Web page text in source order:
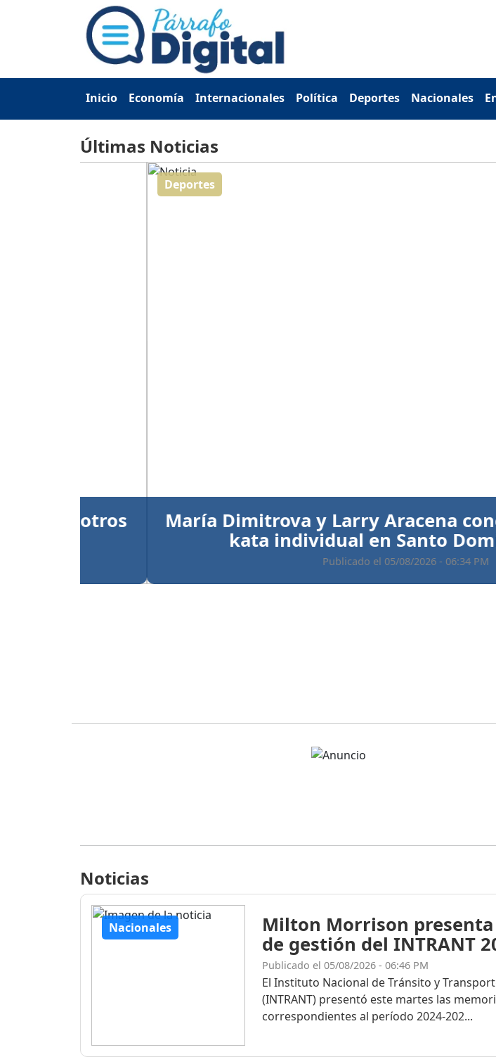
Inicio Economía Internacionales Política Deportes Nacionales
Últimas Noticias
María Dimitrova y Larry Aracena
kata individual en Santo Domingo
Publicado el 05/08/2026 - 06:34 PM
Noticias
Nacionales
Milton Morrison presenta
de gestión del INTRANT
Publicado el 05/08/2026 - 06:46 PM
El Instituto Nacional de Tránsito y
(INTRANT) presentó este martes las
correspondientes al período 2024-202...